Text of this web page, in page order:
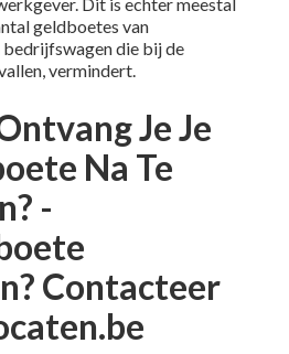
geldboetes van
die bij de
vermindert.
Je Je
Na Te
-
Contacteer